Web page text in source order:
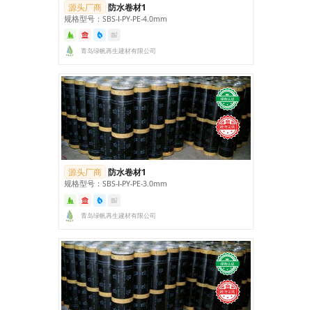
源头厂商 防水卷材1
规格型号：SBS‑Ⅰ‑PY‑PE‑4.0mm
青岛绿帆再生建材有限公司
源头厂商 防水卷材1
规格型号：SBS‑Ⅰ‑PY‑PE‑3.0mm
青岛绿帆再生建材有限公司